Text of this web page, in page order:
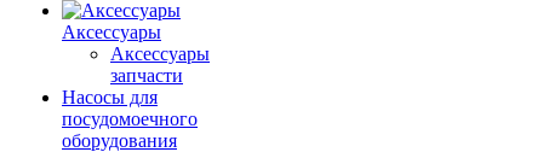
Аксессуары
Аксессуары
запчасти
Насосы для
посудомоечного
оборудования